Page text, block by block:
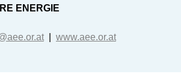
ENERGIE
www.aee.or.at